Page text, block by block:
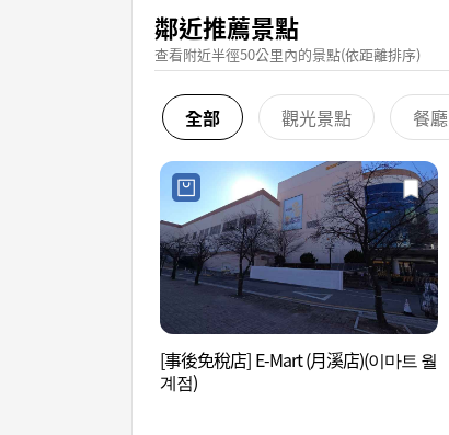
鄰近推薦景點
查看附近半徑50公里內的景點(依距離排序)
全部 觀光景點 餐廳
[事後免稅店] E-Mart (月溪店)(이마트 월
계점)